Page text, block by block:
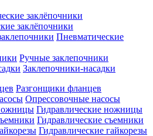
заклёпочники
Пневматические
Ручные заклепочники
Заклепочники-насадки
Разгонщики фланцев
Опрессовочные насосы
Гидравлические ножницы
Гидравлические съемники
Гидравлические гайкорезы